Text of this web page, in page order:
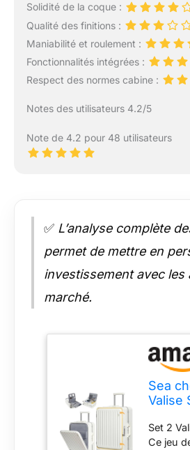
Solidité de la coque :
Qualité des finitions :
Maniabilité et roulement :
Fonctionnalités intégrées :
Respect des normes cabine :
Notes des utilisateurs 4.2/5
Note de 4.2 pour 48 utilisateurs
✅ L’analyse complète
permet de mettre en
investissement avec les
marché.
Sea
Valise
Set 2
Ce jeu